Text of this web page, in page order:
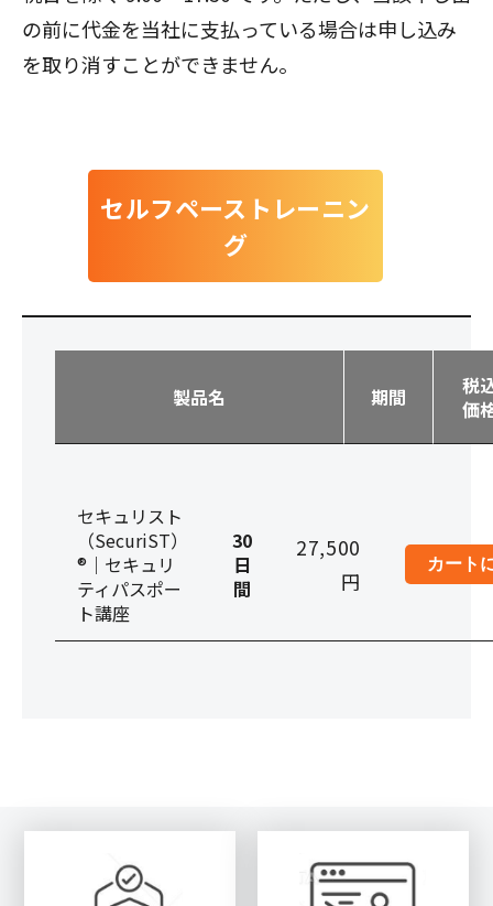
の前に代金を当社に支払っている場合は申し込み
を取り消すことができません。
セルフペーストレーニン
グ
製品名 期間
税
価
セキュリスト
（SecuriST）
®｜セキュリ
ティパスポー
ト講座
30
日
間
27,500
円